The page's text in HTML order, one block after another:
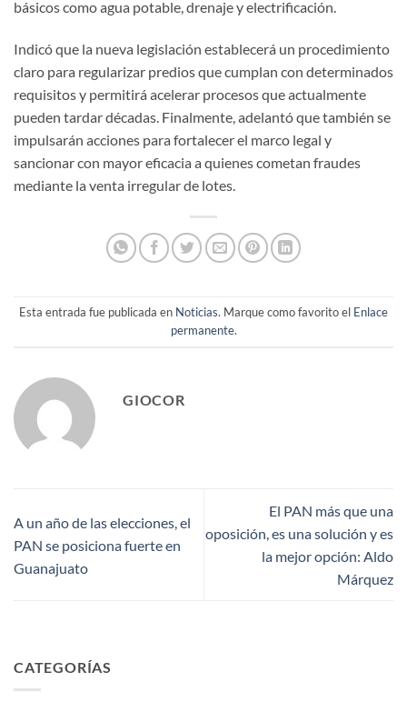
básicos como agua potable, drenaje y electrificación.
Indicó que la nueva legislación establecerá un procedimiento
claro para regularizar predios que cumplan con determinados
requisitos y permitirá acelerar procesos que actualmente
pueden tardar décadas. Finalmente, adelantó que también se
impulsarán acciones para fortalecer el marco legal y
sancionar con mayor eficacia a quienes cometan fraudes
mediante la venta irregular de lotes.
Esta entrada fue publicada en Noticias. Marque como favorito el Enlace
permanente.
GIOCOR
A un año de las elecciones, el
PAN se posiciona fuerte en
Guanajuato
El PAN más que una
oposición, es una solución y es
la mejor opción: Aldo
Márquez
CATEGORÍAS